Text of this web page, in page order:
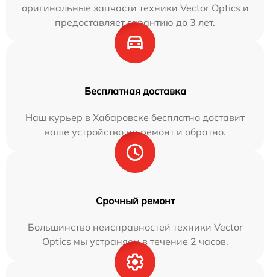
оригинальные запчасти техники Vector Optics и
предоставляет гарантию до 3 лет.
Бесплатная доставка
Наш курьер в Хабаровске бесплатно доставит
ваше устройство на ремонт и обратно.
Срочный ремонт
Большинство неисправностей техники Vector
Optics мы устраняем в течение 2 часов.